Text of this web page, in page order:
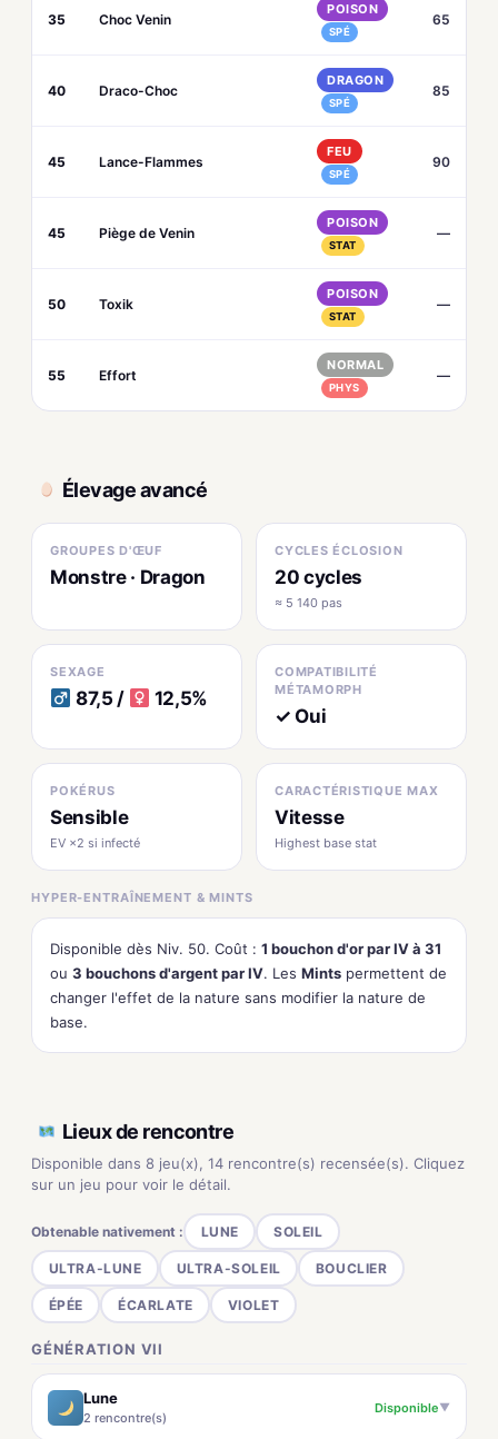
35 Choc Venin
POISON
SPÉ
65
40 Draco-Choc
DRAGON
SPÉ
85
45 Lance-Flammes
FEU
SPÉ
90
45 Piège de Venin
POISON
STAT
—
50 Toxik
POISON
STAT
—
55 Effort
NORMAL
PHYS
—
Élevage avancé
GROUPES D'ŒUF
Monstre · Dragon
CYCLES ÉCLOSION
20 cycles
≈ 5 140 pas
SEXAGE
87,5 / 12,5%
COMPATIBILITÉ
MÉTAMORPH
✓ Oui
POKÉRUS
Sensible
EV ×2 si infecté
CARACTÉRISTIQUE MAX
Vitesse
Highest base stat
HYPER-ENTRAÎNEMENT & MINTS
Disponible dès Niv. 50. Coût : 1 bouchon d'or par IV à 31
ou 3 bouchons d'argent par IV. Les Mints permettent de
changer l'effet de la nature sans modifier la nature de
base.
Lieux de rencontre
Disponible dans 8 jeu(x), 14 rencontre(s) recensée(s). Cliquez
sur un jeu pour voir le détail.
Obtenable nativement : LUNE SOLEIL
ULTRA-LUNE ULTRA-SOLEIL BOUCLIER
ÉPÉE ÉCARLATE VIOLET
GÉNÉRATION VII
Lune
2 rencontre(s)
Disponible▼